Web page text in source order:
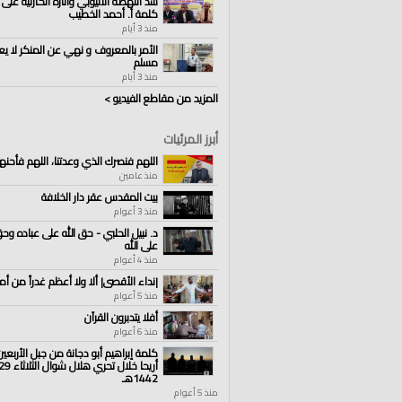
كلمة أ. أحمد الخطيب
منذ 3 أيام
الأمر بالمعروف و نهي عن المنكر لا
مسلم
منذ 3 أيام
المزيد من مقاطع الفيديو >
أبرز المرئيات
اللهم فنصرك الذي وعدتنا، اللهم
منذ عامين
بيت المقدس عقر دار الخلافة
منذ 3 أعوام
د. نبيل الحلبي - حق الله على عباده
على الله
منذ 4 أعوام
|نداء الأقصى| ألا ولا أعظم غدراً من
منذ 5 أعوام
أفلا يتدبرون القرآن
منذ 6 أعوام
كلمة إبراهيم أبو دجانة من جبل
1442هـ
منذ 5 أعوام